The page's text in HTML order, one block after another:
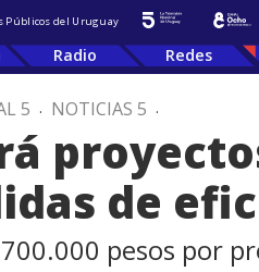
Públicos del Uruguay
Radio Redes
5 . NOTICIAS 5 .
de
pesos por